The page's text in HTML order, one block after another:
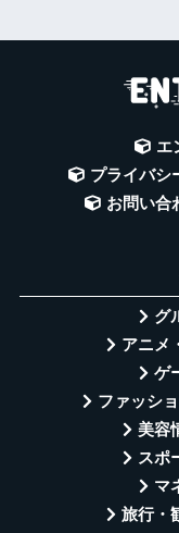
エ
プライバシ
お問い合
グ
アニメ
ゲ
ファッシ
美容
スポ
マ
旅行・